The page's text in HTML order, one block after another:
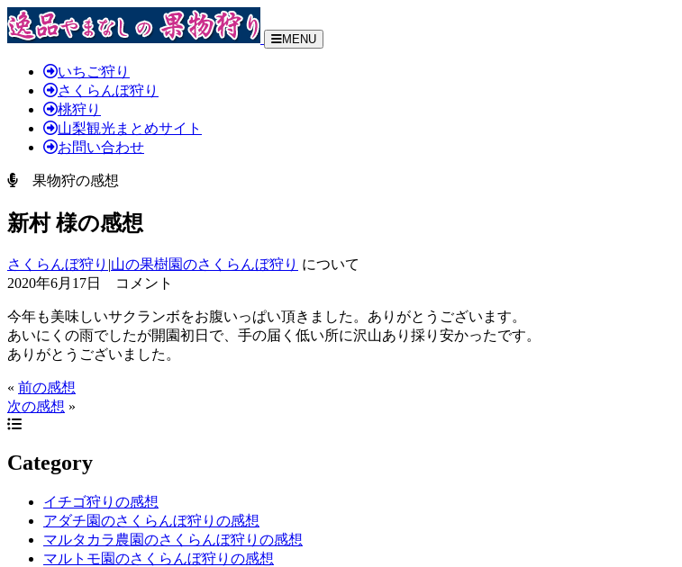
MENU
いちご狩り
さくらんぼ狩り
桃狩り
山梨観光まとめサイト
お問い合わせ
果物狩の感想
新村 様の感想
さくらんぼ狩り |山の果樹園のさくらんぼ狩り について
2020年6月17日 コメント
今年も美味しいサクランボをお腹いっぱい頂きました。ありがとうございます。
あいにくの雨でしたが開園初日で、手の届く低い所に沢山あり採り安かったです。
ありがとうございました。
« 前の感想
次の感想 »
Category
イチゴ狩りの感想
アダチ園のさくらんぼ狩りの感想
マルタカラ農園のさくらんぼ狩りの感想
マルトモ園のさくらんぼ狩りの感想